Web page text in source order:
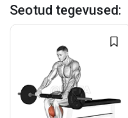
Seotud tegevused: